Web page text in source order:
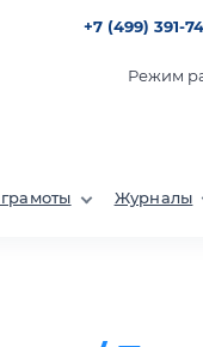
+7 (499) 391-
Режим
Журналы